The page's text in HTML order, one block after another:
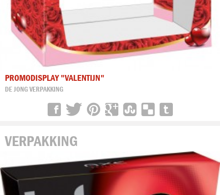
PROMODISPLAY "VALENTIJN"
DE JONG VERPAKKING
VERPAKKING